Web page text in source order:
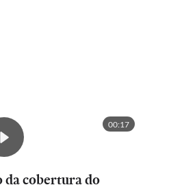
00:17
cobertura do